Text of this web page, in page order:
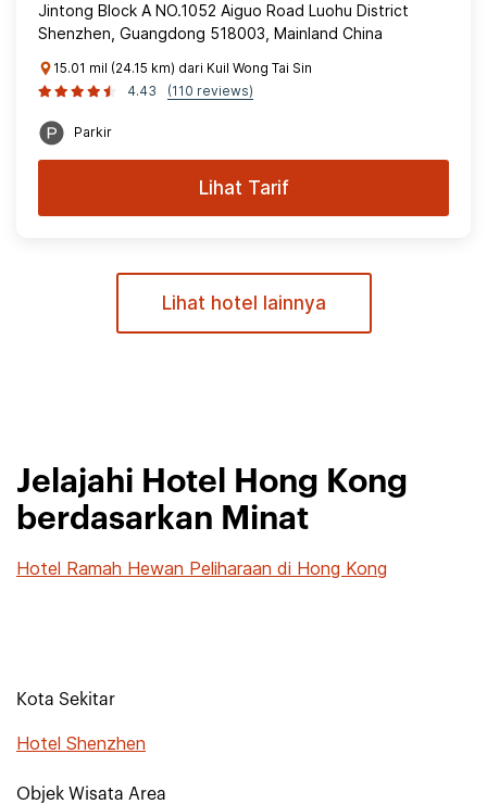
Jintong Block A NO.1052 Aiguo Road Luohu District
Shenzhen, Guangdong 518003, Mainland China
15.01 mil (24.15 km) dari Kuil Wong Tai Sin
4.43
(110 reviews)
Parkir
Lihat Tarif
Lihat hotel lainnya
Jelajahi Hotel Hong Kong
berdasarkan Minat
Hotel Ramah Hewan Peliharaan di Hong Kong
Kota Sekitar
Hotel Shenzhen
Objek Wisata Area